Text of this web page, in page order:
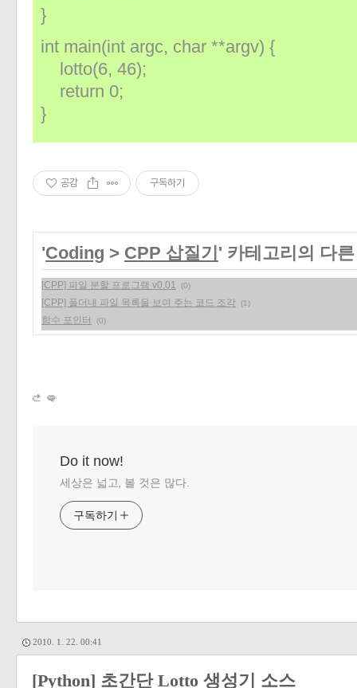
}
int main(int argc, char **argv) {
lotto(6, 46);
return 0;
}
공감 구독하기
'Coding > CPP 삽질기 ' 카테고리의 다
[CPP] 파일 분할 프로그램 v0.01 (0)
[CPP] 폴더내 파일 목록을 보여 주는 코드 조각 (1)
함수 포인터 (0)
Do it now!
세상은 넓고, 볼 것은 많다.
구독하기
2010. 1. 22. 00:41
[Python] 초간단 Lotto 생성기 소스